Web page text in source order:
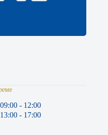
- 12:00
- 17:00